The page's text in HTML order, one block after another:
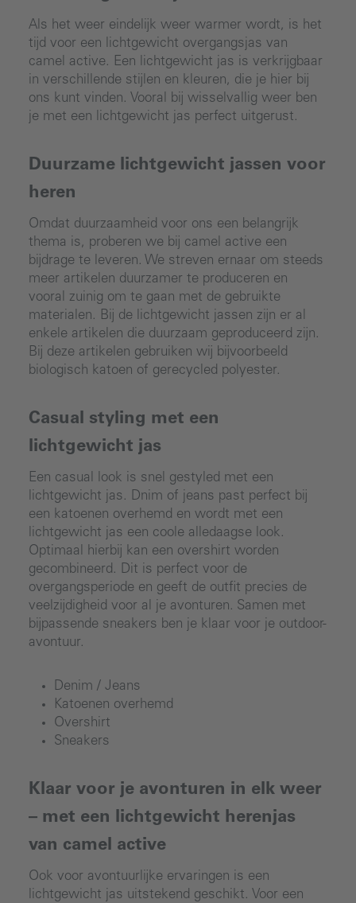
Als het weer eindelijk weer warmer wordt, is het
tijd voor een lichtgewicht overgangsjas van
camel active. Een lichtgewicht jas is verkrijgbaar
in verschillende stijlen en kleuren, die je hier bij
ons kunt vinden. Vooral bij wisselvallig weer ben
je met een lichtgewicht jas perfect uitgerust.
Duurzame lichtgewicht jassen voor
heren
Omdat duurzaamheid voor ons een belangrijk
thema is, proberen we bij camel active een
bijdrage te leveren. We streven ernaar om steeds
meer artikelen duurzamer te produceren en
vooral zuinig om te gaan met de gebruikte
materialen. Bij de lichtgewicht jassen zijn er al
enkele artikelen die duurzaam geproduceerd zijn.
Bij deze artikelen gebruiken wij bijvoorbeeld
biologisch katoen of gerecycled polyester.
Casual styling met een
lichtgewicht jas
Een casual look is snel gestyled met een
lichtgewicht jas. Dnim of jeans past perfect bij
een katoenen overhemd en wordt met een
lichtgewicht jas een coole alledaagse look.
Optimaal hierbij kan een overshirt worden
gecombineerd. Dit is perfect voor de
overgangsperiode en geeft de outfit precies de
veelzijdigheid voor al je avonturen. Samen met
bijpassende sneakers ben je klaar voor je outdoor-
avontuur.
Denim / Jeans
Katoenen overhemd
Overshirt
Sneakers
Klaar voor je avonturen in elk weer
– met een lichtgewicht herenjas
van camel active
Ook voor avontuurlijke ervaringen is een
lichtgewicht jas uitstekend geschikt. Voor een